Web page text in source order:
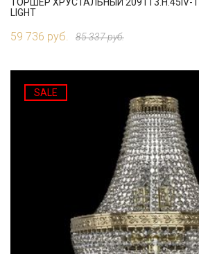
LIGHT
59 736 руб. 85 337 руб.
SALE